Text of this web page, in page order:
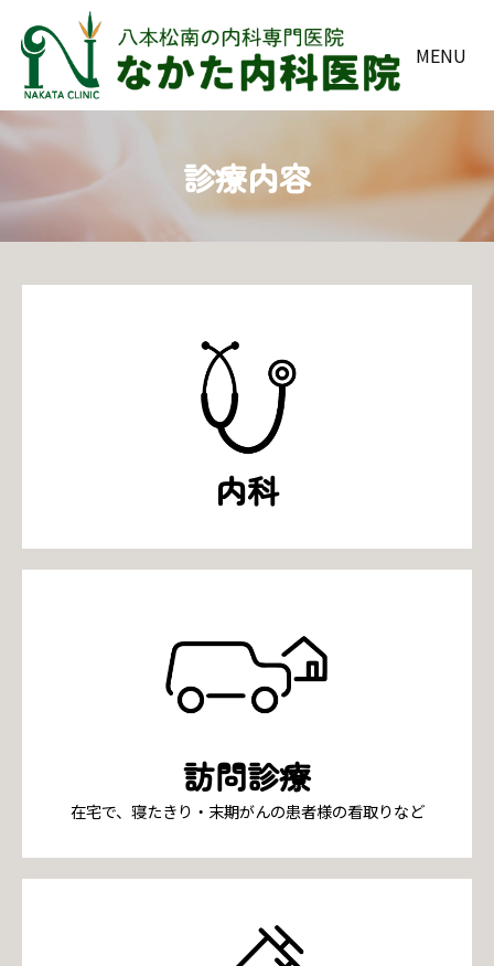
MENU
診療内容
内科
訪問診療
在宅で、寝たきり・末期がんの患者様の看取りなど